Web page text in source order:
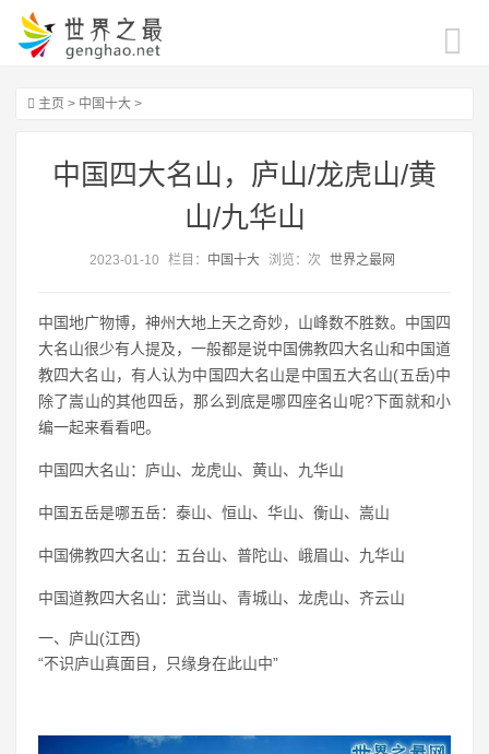
主页 > 中国十大 >
中国四大名山，庐山/龙虎山/黄
山/九华山
2023-01-10 栏目： 中国十大 浏览： 次 世界之最网
中国地广物博，神州大地上天之奇妙，山峰数不胜数。中国四
大名山很少有人提及，一般都是说中国佛教四大名山和中国道
教四大名山，有人认为中国四大名山是中国五大名山(五岳)中
除了嵩山的其他四岳，那么到底是哪四座名山呢?下面就和小
编一起来看看吧。
中国四大名山：庐山、龙虎山、黄山、九华山
中国五岳是哪五岳：泰山、恒山、华山、衡山、嵩山
中国佛教四大名山：五台山、普陀山、峨眉山、九华山
中国道教四大名山：武当山、青城山、龙虎山、齐云山
一、庐山(江西)
“不识庐山真面目，只缘身在此山中”